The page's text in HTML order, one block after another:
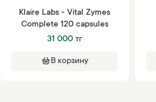
Klaire Labs - Vital Zymes
Complete 120 capsules
31 000 тг
В корзину